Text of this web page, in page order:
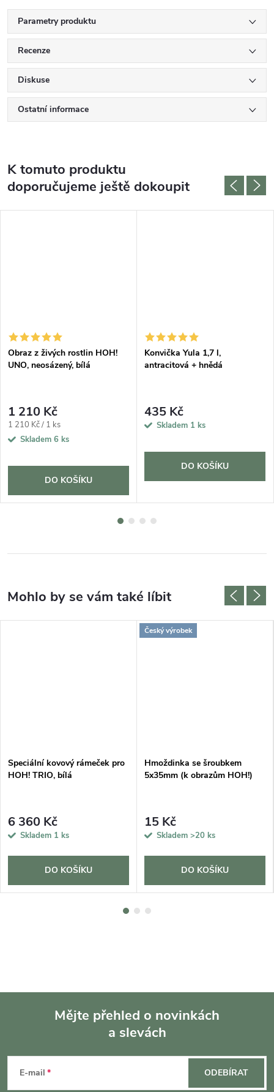
Parametry produktu
Recenze
Diskuse
Ostatní informace
K tomuto produktu
doporučujeme ještě dokoupit
Obraz z živých rostlin HOH!
UNO, neosázený, bílá
1 210 Kč
Měrná
cena:
1 210 Kč / 1 ks
Skladem 6 ks
DO KOŠÍKU
Konvička Yula 1,7 l,
antracitová + hnědá
435 Kč
Skladem 1 ks
DO KOŠÍKU
Speciální kovový rámeček pro
HOH! TRIO, bílá
6 360 Kč
Skladem 1 ks
DO KOŠÍKU
Český výrobek
Hmoždinka se šroubkem
5x35mm (k obrazům HOH!)
15 Kč
Skladem >20 ks
DO KOŠÍKU
Mějte přehled o novinkách
a slevách
E-mail ODEBÍRAT